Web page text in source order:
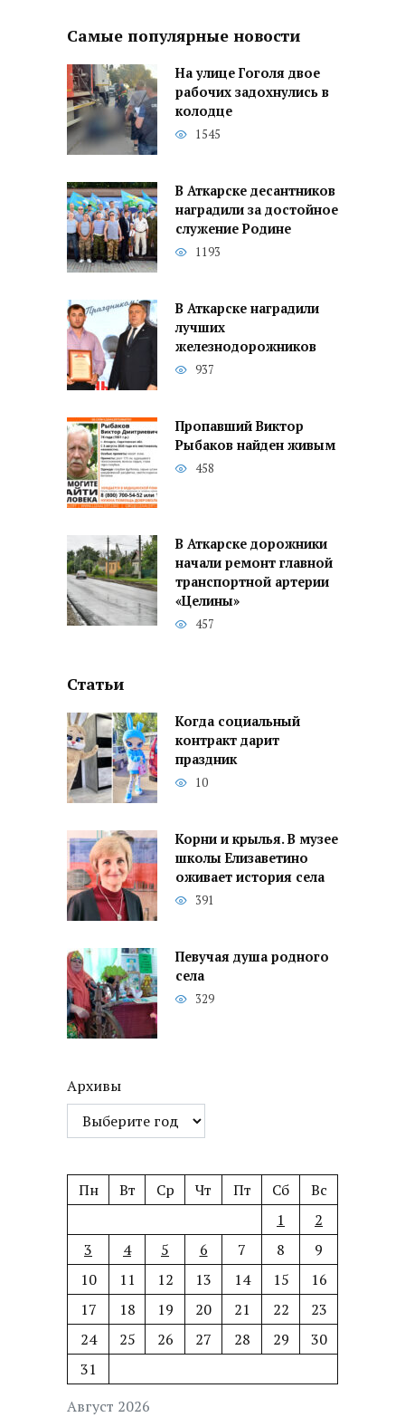
Самые популярные новости
На улице Гоголя двое
рабочих задохнулись в
колодце
1545
В Аткарске десантников
наградили за достойное
служение Родине
1193
В Аткарске наградили
лучших
железнодорожников
937
Пропавший Виктор
Рыбаков найден живым
458
В Аткарске дорожники
начали ремонт главной
транспортной артерии
«Целины»
457
Статьи
Когда социальный
контракт дарит
праздник
10
Корни и крылья. В музее
школы Елизаветино
оживает история села
391
Певучая душа родного
села
329
Архивы
Август 2026
Пн Вт Ср Чт Пт Сб
Вс
1
2
3
4 5 6 7 8
9
10
11 12 13 14 15
16
17
18 19 20 21 22
23
24
25 26 27 28 29
30
31